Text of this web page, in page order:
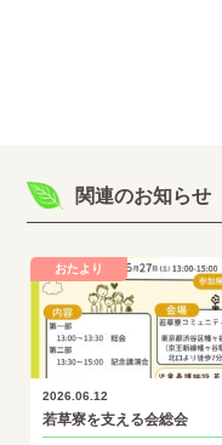
関連のお知らせ
おたより
2026.06.12
若草寮を支える会総会